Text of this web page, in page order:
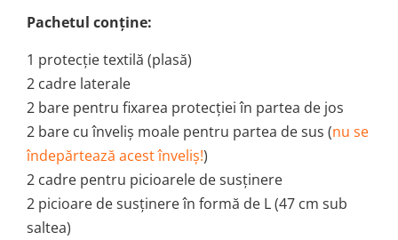
Pachetul conține:
1 protecție textilă (plasă)
2 cadre laterale
2 bare pentru fixarea protecției în partea de jos
2 bare cu înveliș moale pentru partea de sus (nu se
îndepărtează acest înveliș!)
2 cadre pentru picioarele de susținere
2 picioare de susținere în formă de L (47 cm sub
saltea)